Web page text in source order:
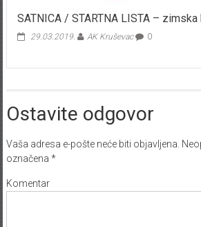
SATNICA / STARTNA LISTA – zimska
29.03.2019. AK Kruševac 0
Ostavite odgovor
Vaša adresa e-pošte neće biti objavljena.
označena *
Komentar